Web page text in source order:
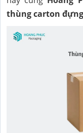
thùng carton